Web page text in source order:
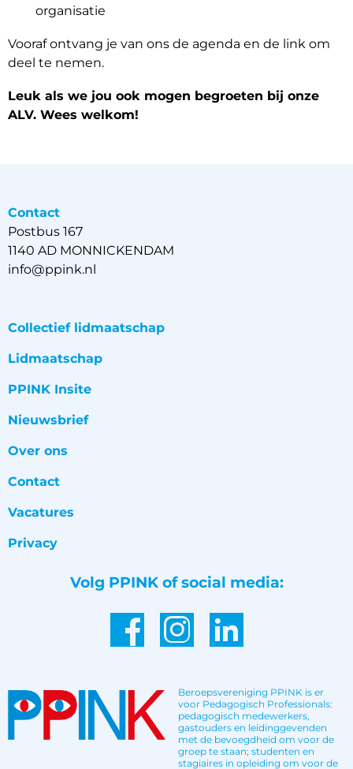
organisatie
Vooraf ontvang je van ons de agenda en de link om
deel te nemen.
Leuk als we jou ook mogen begroeten bij onze
ALV. Wees welkom!
Contact
Postbus 167
1140 AD MONNICKENDAM
info@ppink.nl
Collectief lidmaatschap
Lidmaatschap
PPINK Insite
Nieuwsbrief
Over ons
Contact
Vacatures
Privacy
Volg PPINK of social media:
Beroepsvereniging PPINK is er
voor Pedagogisch Professionals:
pedagogisch medewerkers,
gastouders en leidinggevenden
met de bevoegdheid om voor de
groep te staan; studenten en
stagiaires in opleiding om voor de